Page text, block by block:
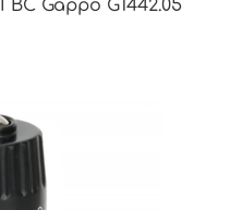
Gappo G1442.05